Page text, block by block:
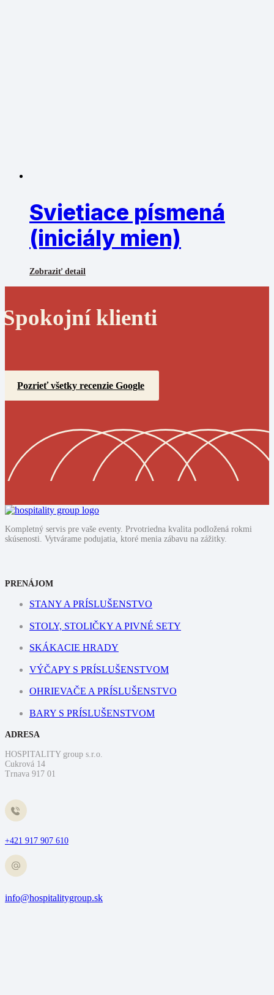
Svietiace písmená
(iniciály mien)
Zobraziť detail
Spokojní klienti
Pozrieť všetky recenzie Google
Kompletný servis pre vaše eventy. Prvotriedna kvalita podložená rokmi
skúsenosti. Vytvárame podujatia, ktoré menia zábavu na zážitky.
PRENÁJOM
STANY A PRÍSLUŠENSTVO
STOLY, STOLIČKY A PIVNÉ SETY
SKÁKACIE HRADY
VÝČAPY S PRÍSLUŠENSTVOM
OHRIEVAČE A PRÍSLUŠENSTVO
BARY S PRÍSLUŠENSTVOM
ADRESA
HOSPITALITY group s.r.o.
Cukrová 14
Trnava 917 01
+421 917 907 610
info@hospitalitygroup.sk